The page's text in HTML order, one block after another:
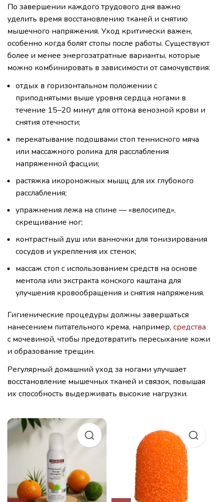
По завершении каждого трудового дня важно
уделить время восстановлению тканей и снятию
мышечного напряжения. Уход критически важен,
особенно когда болят стопы после работы. Существуют
более и менее энергозатратные варианты, которые
можно комбинировать в зависимости от самочувствия:
отдых в горизонтальном положении с
приподнятыми выше уровня сердца ногами в
течение 15–20 минут для оттока венозной крови и
снятия отечности;
перекатывание подошвами стоп теннисного мяча
или массажного ролика для расслабления
напряженной фасции;
растяжка икороножных мышц для их глубокого
расслабления;
упражнения лежа на спине — «велосипед»,
скрещивание ног;
контрастный душ или ванночки для тонизирования
сосудов и укрепления их стенок;
массаж стоп с использованием средств на основе
ментола или экстракта конского каштана для
улучшения кровообращения и снятия напряжения.
Гигиенические процедуры должны завершаться
нанесением питательного крема, например, средства
с мочевиной, чтобы предотвратить пересыхание кожи
и образование трещин.
Регулярный домашний уход за ногами улучшает
восстановление мышечных тканей и связок, повышая
их способность выдерживать высокие нагрузки.